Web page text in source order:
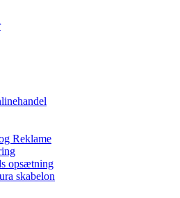
Reklame
opsætning
skabelon